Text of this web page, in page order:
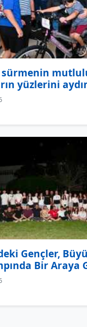
yüzlerini
Gençler,
Bir Araya